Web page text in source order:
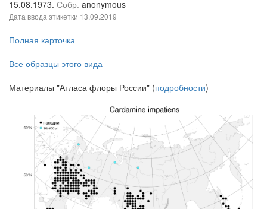
15.08.1973. Собр. anonymous
Дата ввода этикетки 13.09.2019
Полная карточка
Все образцы этого вида
Материалы "Атласа флоры России" (подробности)